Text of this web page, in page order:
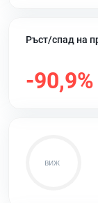
Ръст/спад на
-90,9%